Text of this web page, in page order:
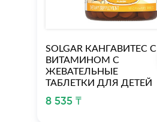
SOLGAR КАНГАВИТЕС С
ВИТАМИНОМ С
ЖЕВАТЕЛЬНЫЕ
ТАБЛЕТКИ ДЛЯ ДЕТЕЙ
8 535 ₸